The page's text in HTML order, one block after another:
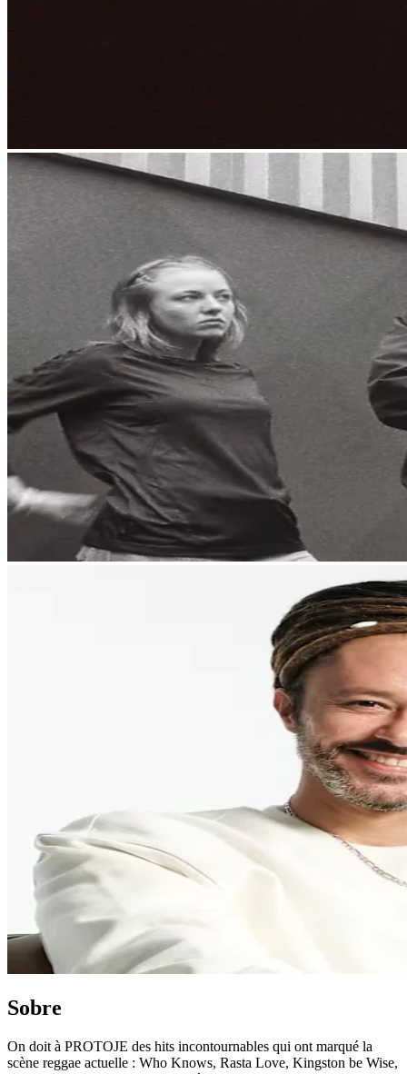
Sobre
On doit à PROTOJE des hits incontournables qui ont marqué la
scène reggae actuelle : Who Knows, Rasta Love, Kingston be Wise,